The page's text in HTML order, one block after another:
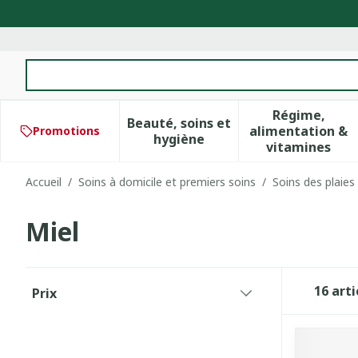
Promotions
Beauté, soins et
hygièneAfficher le sous-menu pour
Régime,
alimentation &
vitamines
Afficher
Accueil / Soins à domicile et premiers soins / Soins des plaies
Miel
Prix
16